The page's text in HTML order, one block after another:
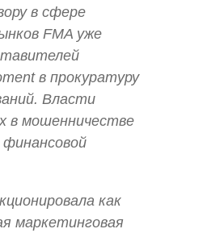
в сфере
FMA уже
в прокуратуру
Власти
в мошенничестве
финансовой
как
маркетинговая